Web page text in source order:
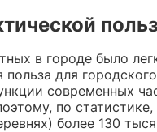
в городе было
польза для
современных
по
более 130